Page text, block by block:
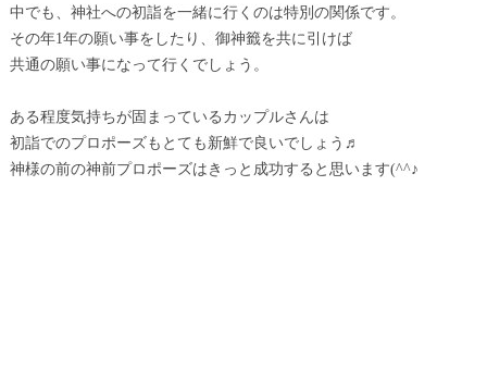
中でも、神社への初詣を一緒に行くのは特別の関係です。
その年1年の願い事をしたり、御神籤を共に引けば
共通の願い事になって行くでしょう。
ある程度気持ちが固まっているカップルさんは
初詣でのプロポーズもとても新鮮で良いでしょう♬
神様の前の神前プロポーズはきっと成功すると思います(^^♪